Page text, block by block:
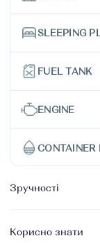
SLEEPING
FUEL TANK
ENGINE
CONTAINER
Зручності
Корисно знати